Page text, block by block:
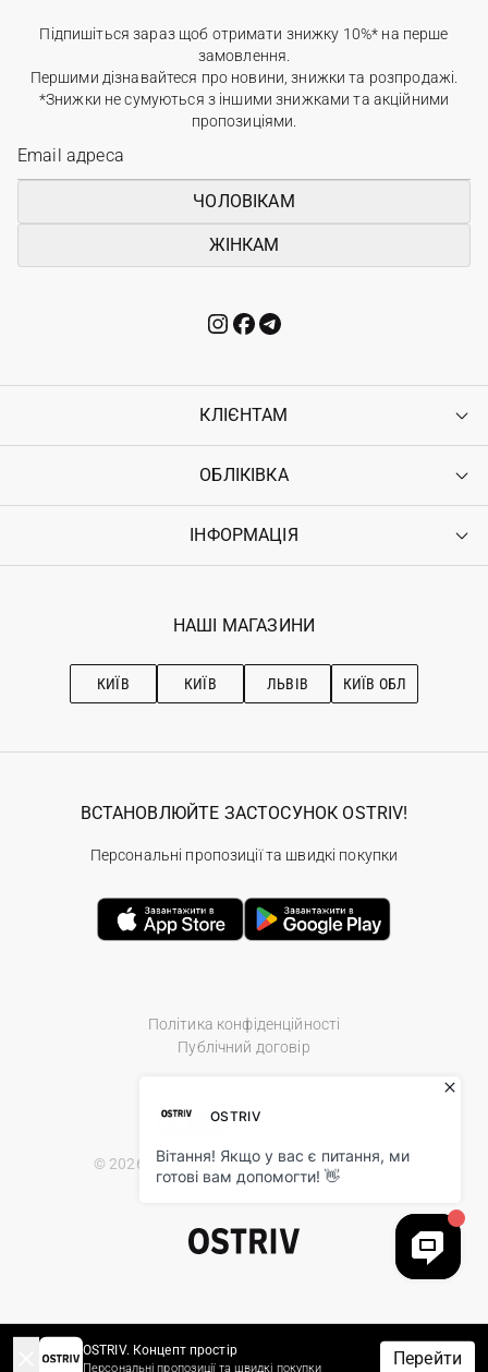
Підпишіться зараз щоб отримати знижку 10%* на перше
замовлення.
Першими дізнавайтеся про новини, знижки та розпродажі.
*Знижки не сумуються з іншими знижками та акційними
пропозиціями.
ЧОЛОВІКАМ
ЖІНКАМ
КЛІЄНТАМ
Контакти
Повернення
Гарантія
ОБЛІКІВКА
Увійти
Ostriv Club+
ІНФОРМАЦІЯ
Наші магазини
Рекомендації з догляду
НАШІ МАГАЗИНИ
КИЇВ КИЇВ ЛЬВІВ КИЇВ ОБЛ
Політика конфіденційності
Публічний договір
© 2026 Ostriv.ua Store. All Rights Reserved.
ВСТАНОВЛЮЙТЕ ЗАСТОСУНОК OSTRIV!
Персональні пропозиції та швидкі покупки
OSTRIV. Концепт простір
Персональні пропозиції та швидкі покупки Перейти